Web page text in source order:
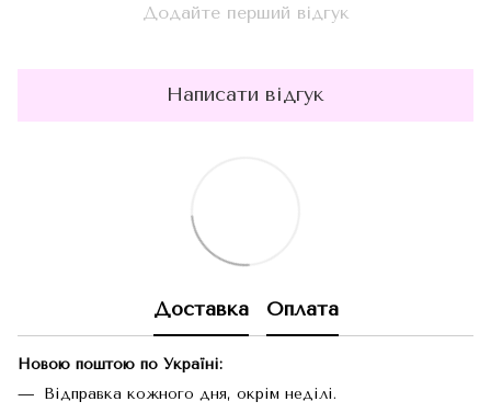
Додайте перший відгук
Написати відгук
Доставка Оплата
Новою поштою по Україні:
Відправка кожного дня, окрім неділі.